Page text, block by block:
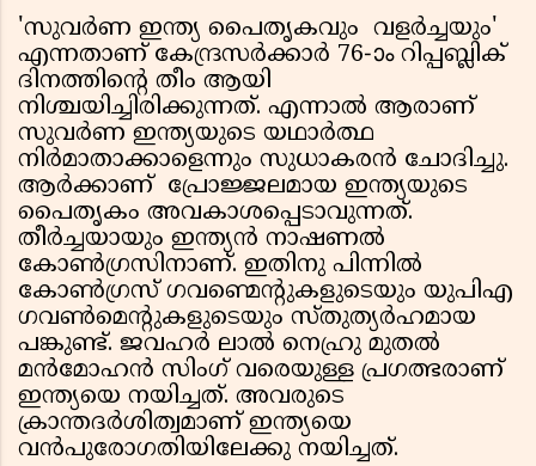
'സുവര്‍ണ ഇന്ത്യ പൈതൃകവും വളര്‍ച്ചയും'
എന്നതാണ് കേന്ദ്രസര്‍ക്കാര്‍ 76-ാം റിപ്പബ്ലിക്
ദിനത്തിന്റെ തീം ആയി
നിശ്ചയിച്ചിരിക്കുന്നത്. എന്നാല്‍ ആരാണ്
സുവര്‍ണ ഇന്ത്യയുടെ യഥാര്‍ത്ഥ
നിര്‍മാതാക്കാളെന്നും സുധാകരൻ ചോദിച്ചു.
ആര്‍ക്കാണ് പ്രോജ്ജലമായ ഇന്ത്യയുടെ
പൈതൃകം അവകാശപ്പെടാവുന്നത്.
തീര്‍ച്ചയായും ഇന്ത്യന്‍ നാഷണല്‍
കോണ്‍ഗ്രസിനാണ്. ഇതിനു പിന്നില്‍
കോണ്‍ഗ്രസ് ഗവണ്മെന്റുകളുടെയും യുപിഎ
ഗവണ്‍മെന്റുകളുടെയും സ്തുത്യര്‍ഹമായ
പങ്കുണ്ട്. ജവഹര്‍ ലാല്‍ നെഹ്രു മുതല്‍
മന്‍മോഹന്‍ സിംഗ് വരെയുള്ള പ്രഗത്ഭരാണ്
ഇന്ത്യയെ നയിച്ചത്. അവരുടെ
ക്രാന്തദര്‍ശിത്വമാണ് ഇന്ത്യയെ
വന്‍പുരോഗതിയിലേക്കു നയിച്ചത്.